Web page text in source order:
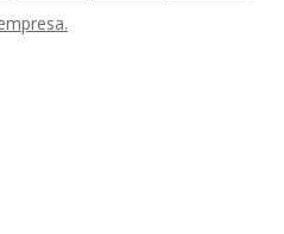
by Workforce Software